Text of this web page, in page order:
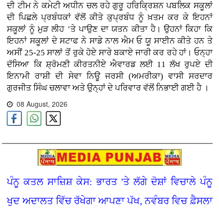
ਦੀ ਟੀਮ ਨੇ ਕਮੇਟੀ ਅਧੀਨ ਚਲ ਰਹੇ ਗੁਰੂ ਹਰਿਕ੍ਰਿਸ਼ਨ ਪਬਲਿਕ ਸਕੂਲਾਂ
ਦੀ ਪਿਛਲੇ ਪ੍ਰਬੰਧਕਾਂ ਵੱਲੋਂ ਕੀਤੇ ਕੁਪ੍ਰਬੰਧ ਨੂੰ ਖ਼ਤਮ ਕਰ ਕੇ ਇਹਨਾਂ
ਸਕੂਲਾਂ ਨੂੰ ਮੁੜ ਲੀਹ ’ਤੇ ਪਾਉਣ ਦਾ ਯਤਨ ਕੀਤਾ ਹੈ। ਉਹਨਾਂ ਕਿਹਾ ਕਿ
ਇਹਨਾਂ ਸਕੂਲਾਂ ਦੇ ਸਟਾਫ ਨੇ ਸਾਡੇ ਨਾਲ ਐਮ ਓ ਯੂ ਸਾਈਨ ਕੀਤੇ ਹਨ ਤੇ
ਅਸੀਂ 25-25 ਸਾਲਾਂ ਤੋਂ ਰੁਕੇ ਹੋਏ ਸਾਰੇ ਬਕਾਏ ਜਾਰੀ ਕਰ ਰਹੇ ਹਾਂ। ਓਨ੍ਹਾ
ਦੱਸਿਆ ਕਿ ਸ਼੍ਰੋਮਣੀ ਕੀਰਤਨੀਏ ਐਵਾਰਡ ਲਈ 11 ਲੱਖ ਰੁਪਏ ਦੀ
ਇਨਾਮੀ ਰਾਸ਼ੀ ਦੀ ਸੇਵਾ ਨਿਊ ਜਰਸੀ (ਅਮਰੀਕਾ) ਵਾਸੀ ਸਰਦਾਰ
ਗੁਰਜੀਤ ਸਿੰਘ ਚਲਾਵਾ ਅਤੇ ਉਨ੍ਹਾਂ ਦੇ ਪਰਿਵਾਰ ਵੱਲੋਂ ਨਿਭਾਈ ਗਈ ਹੈ ।
08 August, 2026
ਪੰਨੂ ਕਤਲ ਸਾਜ਼ਿਸ਼ ਕੇਸ: ਭਾਰਤ 'ਤੇ ਲੱਗੇ ਦੋਸ਼ਾਂ ਵਿਚਾਲੇ ਪੰਨੂ
ਖੁਦ ਅਦਾਲਤ ਵਿੱਚ ਰੱਖੇਗਾ ਆਪਣਾ ਪੱਖ, ਨਵੰਬਰ ਵਿਚ ਫ਼ੈਸਲਾ